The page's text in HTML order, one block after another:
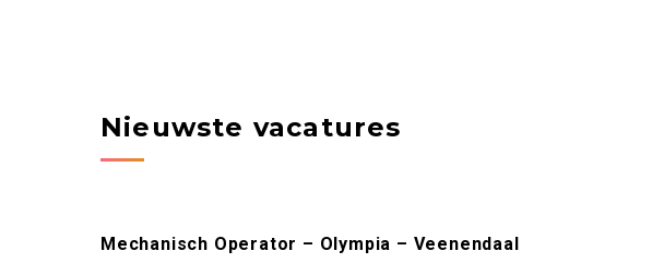
Nieuwste vacatures
Mechanisch Operator – Olympia – Veenendaal